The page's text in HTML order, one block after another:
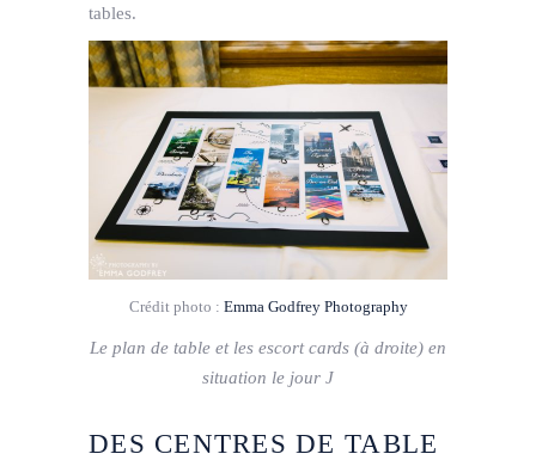
tables.
Crédit photo : Emma Godfrey Photography
Le plan de table et les escort cards (à droite) en
situation le jour J
DES CENTRES DE TABLE